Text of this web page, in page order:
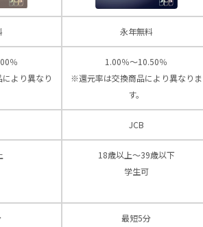
永年無料
％
より異なり
1.00％～10.50％
※還元率は交換商品により異なりま
す。
JCB
18歳以上～39歳以下
学生可
最短5分